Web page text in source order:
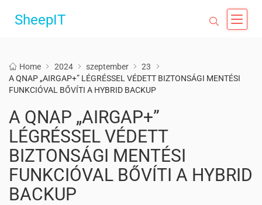
SheepIT
Home 2024 szeptember
23
A QNAP „AIRGAP+” LÉGRÉSSEL VÉDETT BIZTONSÁGI MENTÉSI
FUNKCIÓVAL BŐVÍTI A HYBRID BACKUP
A QNAP „AIRGAP+”
LÉGRÉSSEL VÉDETT
BIZTONSÁGI MENTÉSI
FUNKCIÓVAL BŐVÍTI A HYBRID
BACKUP